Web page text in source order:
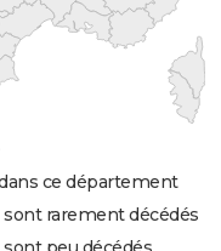
ce département
rarement décédés